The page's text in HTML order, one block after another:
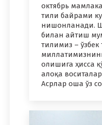
октябрь
тили байрами
нишонланади.
билан айтиш
тилимиз – ўзбек
олишига ҳисса
алоқа
Асрлар оша ўз